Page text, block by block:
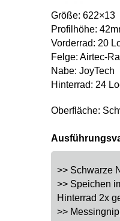
Größe: 622×13
Profilhöhe:
Vorderrad: 20
Felge: Airtec-
Nabe: JoyTech
Hinterrad: 24
Oberfläche:
>> Schwarze
>> Speichen
Hinterrad 2x
>>